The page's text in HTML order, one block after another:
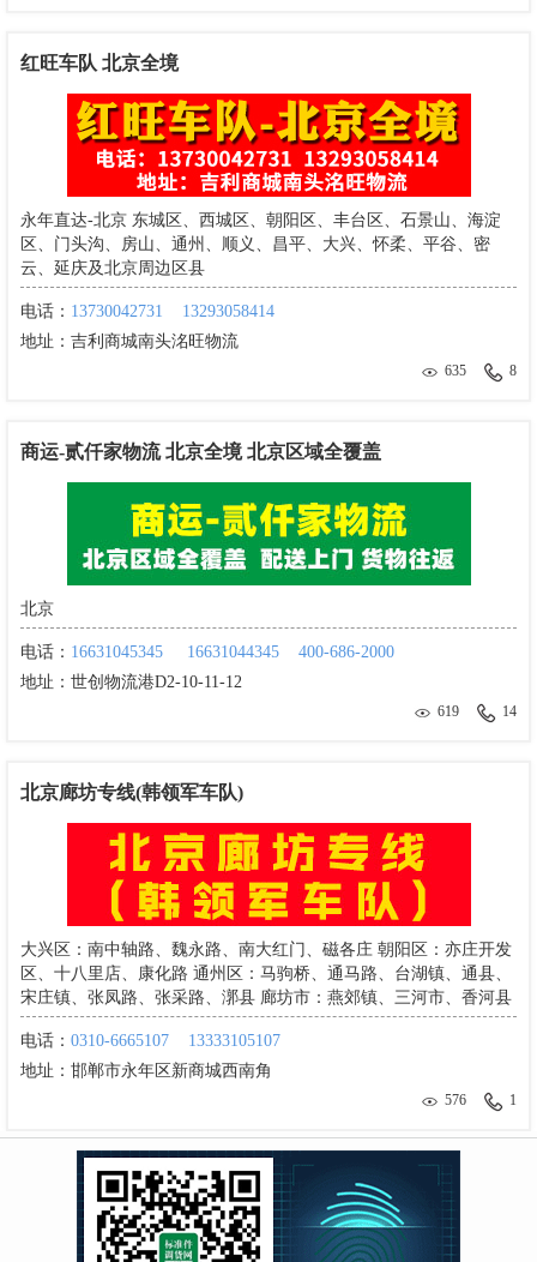
红旺车队 北京全境
永年直达-北京 东城区、西城区、朝阳区、丰台区、石景山、海淀
区、门头沟、房山、通州、顺义、昌平、大兴、怀柔、平谷、密
云、延庆及北京周边区县
电话： 13730042731
13293058414
地址： 吉利商城南头洺旺物流
635 8
商运-贰仟家物流 北京全境 北京区域全覆盖
北京
电话： 16631045345 16631044345
400-686-2000
地址： 世创物流港D2-10-11-12
619 14
北京廊坊专线(韩领军车队)
大兴区：南中轴路、魏永路、南大红门、磁各庄 朝阳区：亦庄开发
区、十八里店、康化路 通州区：马驹桥、通马路、台湖镇、通县、
宋庄镇、张凤路、张采路、漷县 廊坊市：燕郊镇、三河市、香河县
电话： 0310-6665107
13333105107
地址： 邯郸市永年区新商城西南角
576 1